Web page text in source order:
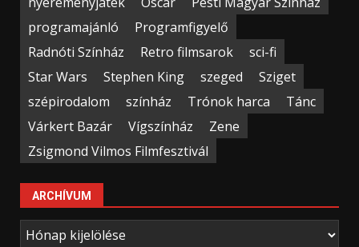
programajánló
Programfigyelő
Radnóti Színház
Retro filmsarok
sci-fi
Star Wars
Stephen King szeged
Sziget
szépirodalom
színház Trónok harca
Tánc
Várkert Bazár
Vígszínház
Zene
Zsigmond Vilmos Filmfesztivál
ARCHÍVUM
Archívum